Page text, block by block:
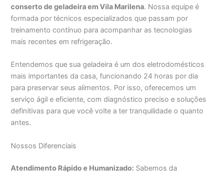
conserto de geladeira em Vila Marilena. Nossa equipe é
formada por técnicos especializados que passam por
treinamento contínuo para acompanhar as tecnologias
mais recentes em refrigeração.
Entendemos que sua geladeira é um dos eletrodomésticos
mais importantes da casa, funcionando 24 horas por dia
para preservar seus alimentos. Por isso, oferecemos um
serviço ágil e eficiente, com diagnóstico preciso e soluções
definitivas para que você volte a ter tranquilidade o quanto
antes.
Nossos Diferenciais
Atendimento Rápido e Humanizado: Sabemos da